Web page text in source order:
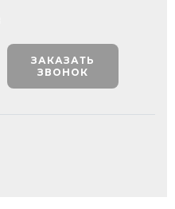
ЗАКАЗАТЬ
ЗВОНОК